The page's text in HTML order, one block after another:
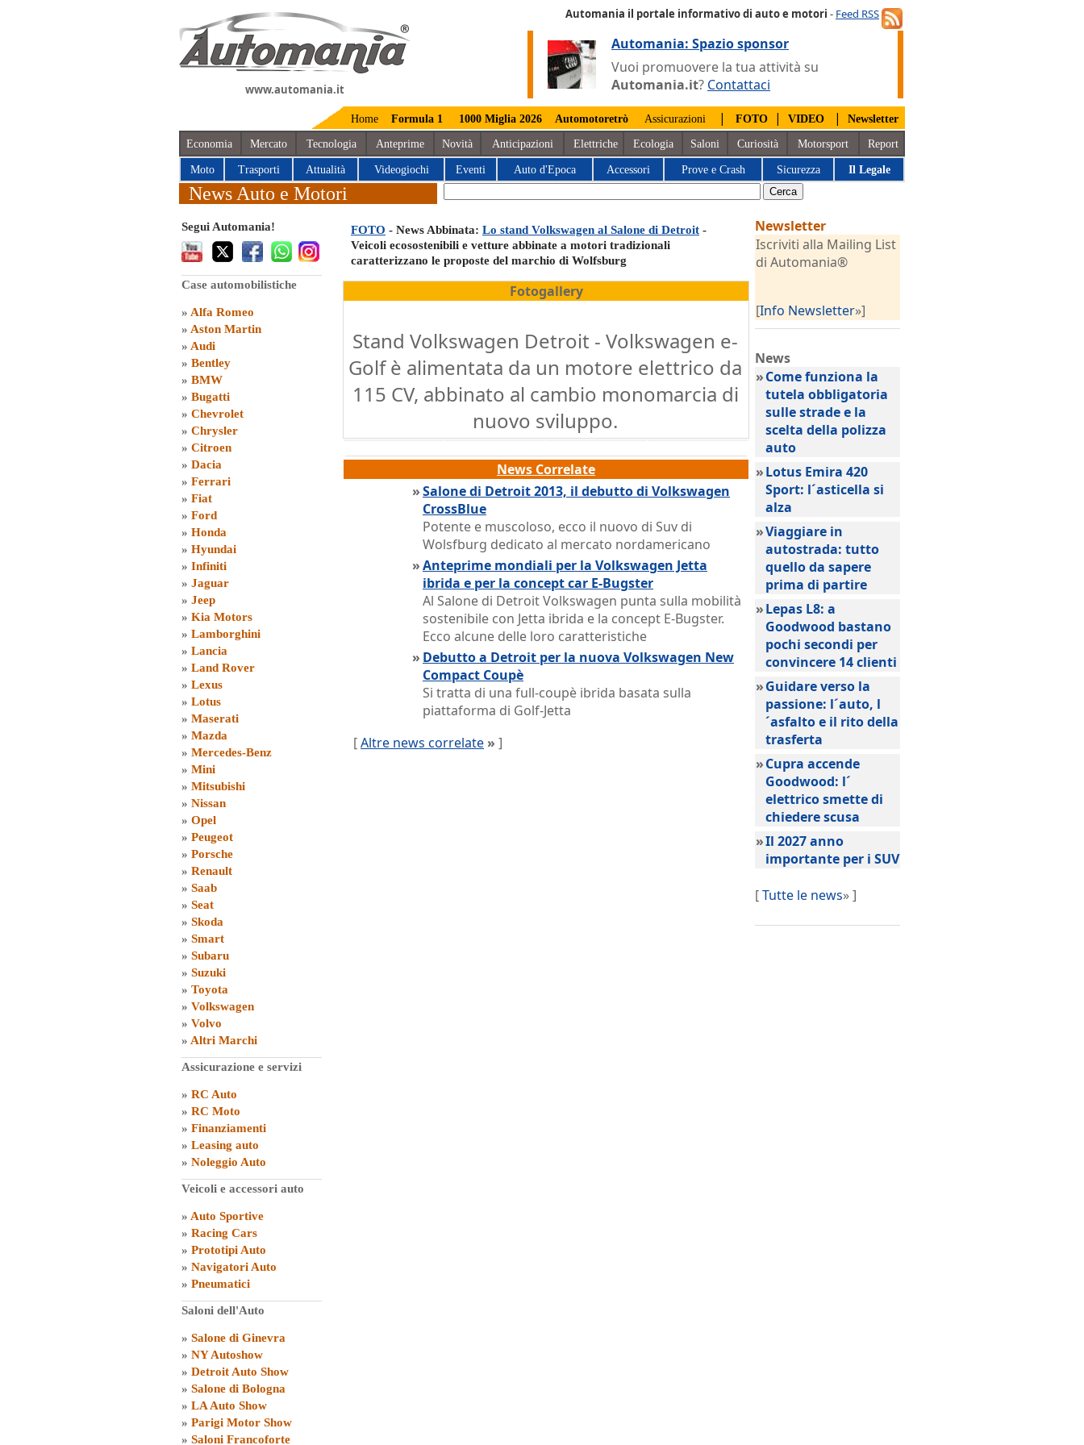
www.automania.it
Automania il portale informativo di auto e motori - Feed RSS
Automania: Spazio sponsor
Vuoi promuovere la tua attività su
Automania.it? Contattaci
Home Formula 1 1000 Miglia 2026 Automotoretrò Assicurazioni | FOTO | VIDEO | Newsletter
Economia Mercato Tecnologia Anteprime Novità Anticipazioni Elettriche Ecologia Saloni Curiosità Motorsport Report
Moto Trasporti Attualità Videogiochi Eventi Auto d'Epoca Accessori Prove e Crash Sicurezza Il Legale
News Auto e Motori
Segui Automania!
Case automobilistiche
» Alfa Romeo
» Aston Martin
» Audi
» Bentley
» BMW
» Bugatti
» Chevrolet
» Chrysler
» Citroen
» Dacia
» Ferrari
» Fiat
» Ford
» Honda
» Hyundai
» Infiniti
» Jaguar
» Jeep
» Kia Motors
» Lamborghini
» Lancia
» Land Rover
» Lexus
» Lotus
» Maserati
» Mazda
» Mercedes-Benz
» Mini
» Mitsubishi
» Nissan
» Opel
» Peugeot
» Porsche
» Renault
» Saab
» Seat
» Skoda
» Smart
» Subaru
» Suzuki
» Toyota
» Volkswagen
» Volvo
» Altri Marchi
Assicurazione e servizi
» RC Auto
» RC Moto
» Finanziamenti
» Leasing auto
» Noleggio Auto
Veicoli e accessori auto
» Auto Sportive
» Racing Cars
» Prototipi Auto
» Navigatori Auto
» Pneumatici
Saloni dell'Auto
» Salone di Ginevra
» NY Autoshow
» Detroit Auto Show
» Salone di Bologna
» LA Auto Show
» Parigi Motor Show
» Saloni Francoforte
FOTO - News Abbinata: Lo stand Volkswagen al Salone di Detroit -
Veicoli ecosostenibili e vetture abbinate a motori tradizionali
caratterizzano le proposte del marchio di Wolfsburg
Fotogallery
Stand Volkswagen Detroit - Volkswagen e-
Golf è alimentata da un motore elettrico da
115 CV, abbinato al cambio monomarcia di
nuovo sviluppo.
News Correlate
»Salone di Detroit 2013, il debutto di Volkswagen
CrossBlue
Potente e muscoloso, ecco il nuovo di Suv di
Wolsfburg dedicato al mercato nordamericano
»Anteprime mondiali per la Volkswagen Jetta
ibrida e per la concept car E-Bugster
Al Salone di Detroit Volkswagen punta sulla mobilità
sostenibile con Jetta ibrida e la concept E-Bugster.
Ecco alcune delle loro caratteristiche
» Debutto a Detroit per la nuova Volkswagen New
Compact Coupè
Si tratta di una full-coupè ibrida basata sulla
piattaforma di Golf-Jetta
[Altre news correlate » ]
Newsletter
Iscriviti alla Mailing List
di Automania®
[Info Newsletter»]
News
»Come funziona la
tutela obbligatoria
sulle strade e la
scelta della polizza
auto
»Lotus Emira 420
Sport: l´asticella si
alza
»Viaggiare in
autostrada: tutto
quello da sapere
prima di partire
»Lepas L8: a
Goodwood bastano
pochi secondi per
convincere 14 clienti
»Guidare verso la
passione: l´auto, l
´asfalto e il rito della
trasferta
»Cupra accende
Goodwood: l´
elettrico smette di
chiedere scusa
»Il 2027 anno
importante per i SUV
[Tutte le news» ]